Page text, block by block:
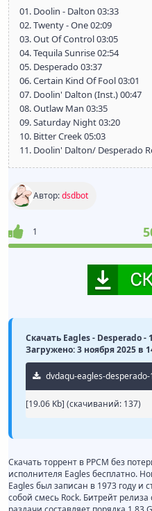
01. Doolin - Dalton 03:33
02. Twenty - One 02:09
03. Out Of Control 03:05
04. Tequila Sunrise 02:54
05. Desperado 03:37
06. Certain Kind Of Fool 03:01
07. Doolin' Dalton (Inst.) 00:47
08. Outlaw Man 03:35
09. Saturday Night 03:20
10. Bitter Creek 05:03
11. Doolin' Dalton/ Desperado
Автор:dsdbot
1
Скачать Eagles - Desperado -
Загружено: 3 ноября 2025 в
dvdaqu-eagles-
[19.06 Kb] (cкачиваний: 137)
Скачать торрент в PPCM без
исполнителя Eagles бесплатно.
Eagles был записан в 1973 году и
собой смесь Rock. Битрейт